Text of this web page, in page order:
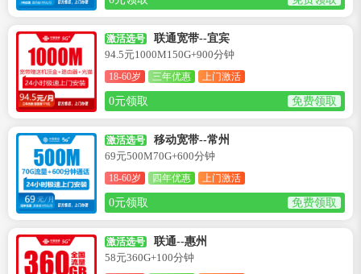
激活选号
联通宽带--宜宾
94.5元1000M150G+900分钟
18-60岁 三年优惠 上门激活
0元领取 免费领取
激活选号
移动宽带--常州
69元500M70G+600分钟
18-60岁 四年优惠 上门激活
0元领取 免费领取
激活选号
联通--惠州
58元360G+100分钟